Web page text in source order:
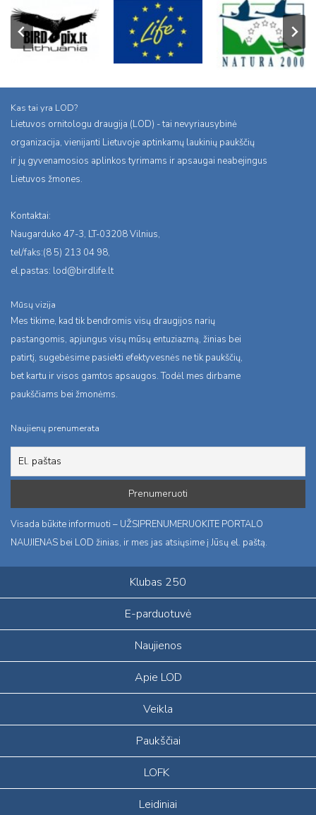
Kas tai yra LOD?
Lietuvos ornitologu draugija (LOD) - tai nevyriausybinė
organizacija, vienijanti Lietuvoje aptinkamų laukinių paukščių
ir jų gyvenamosios aplinkos tyrimams ir apsaugai neabejingus
Lietuvos žmones.
Kontaktai:
Naugarduko 47-3, LT-03208 Vilnius,
tel/faks:(8 5) 213 04 98,
el.pastas: lod@birdlife.lt
Mūsų vizija
Mes tikime, kad tik bendromis visų draugijos narių
pastangomis, apjungus visų mūsų entuziazmą, žinias bei
patirtį, sugebėsime pasiekti efektyvesnės ne tik paukščių,
bet kartu ir visos gamtos apsaugos. Todėl mes dirbame
paukščiams bei žmonėms.
Naujienų prenumerata
Visada būkite informuoti – UŽSIPRENUMERUOKITE PORTALO
NAUJIENAS bei LOD žinias, ir mes jas atsiųsime į Jūsų el. paštą.
Klubas 250
E-parduotuvė
Naujienos
Apie LOD
Veikla
Paukščiai
LOFK
Leidiniai